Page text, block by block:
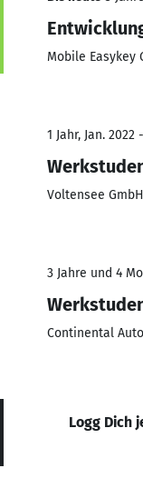
Mobile Easykey
1 Jahr, Jan. 2022
Voltensee GmbH
3 Jahre und 4
Continental
Logg Dich